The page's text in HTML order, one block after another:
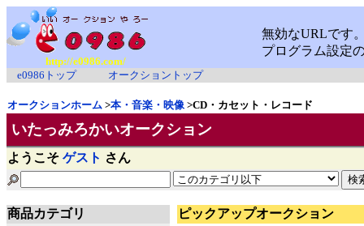
http://e0986.com/
e0986トップ
オークショントップ
オークションホーム >本・音楽・映像 >CD・カセット・レコード
いたっみろかいオークション
ようこそ ゲスト さん
商品カテゴリ ピックアップオークション